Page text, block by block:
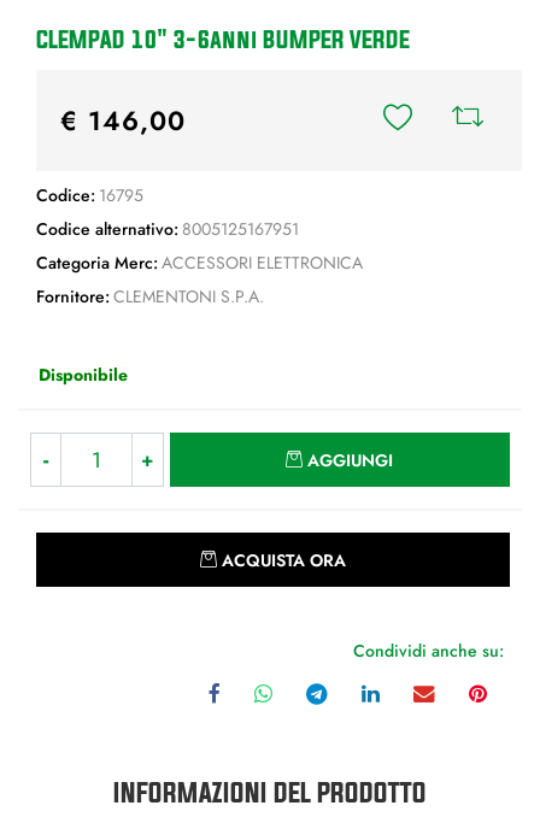
CLEMPAD 10" 3-6anni BUMPER VERDE
€ 146,00
Codice: 16795
Codice alternativo: 8005125167951
Categoria Merc: ACCESSORI ELETTRONICA
Fornitore: CLEMENTONI S.P.A.
Disponibile
AGGIUNGI
ACQUISTA ORA
Condividi anche su:
INFORMAZIONI DEL PRODOTTO